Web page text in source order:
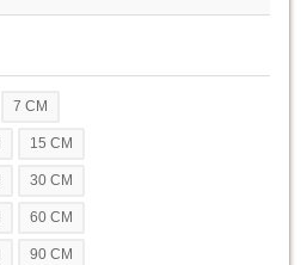
7 CM
15 CM
30 CM
60 CM
90 CM